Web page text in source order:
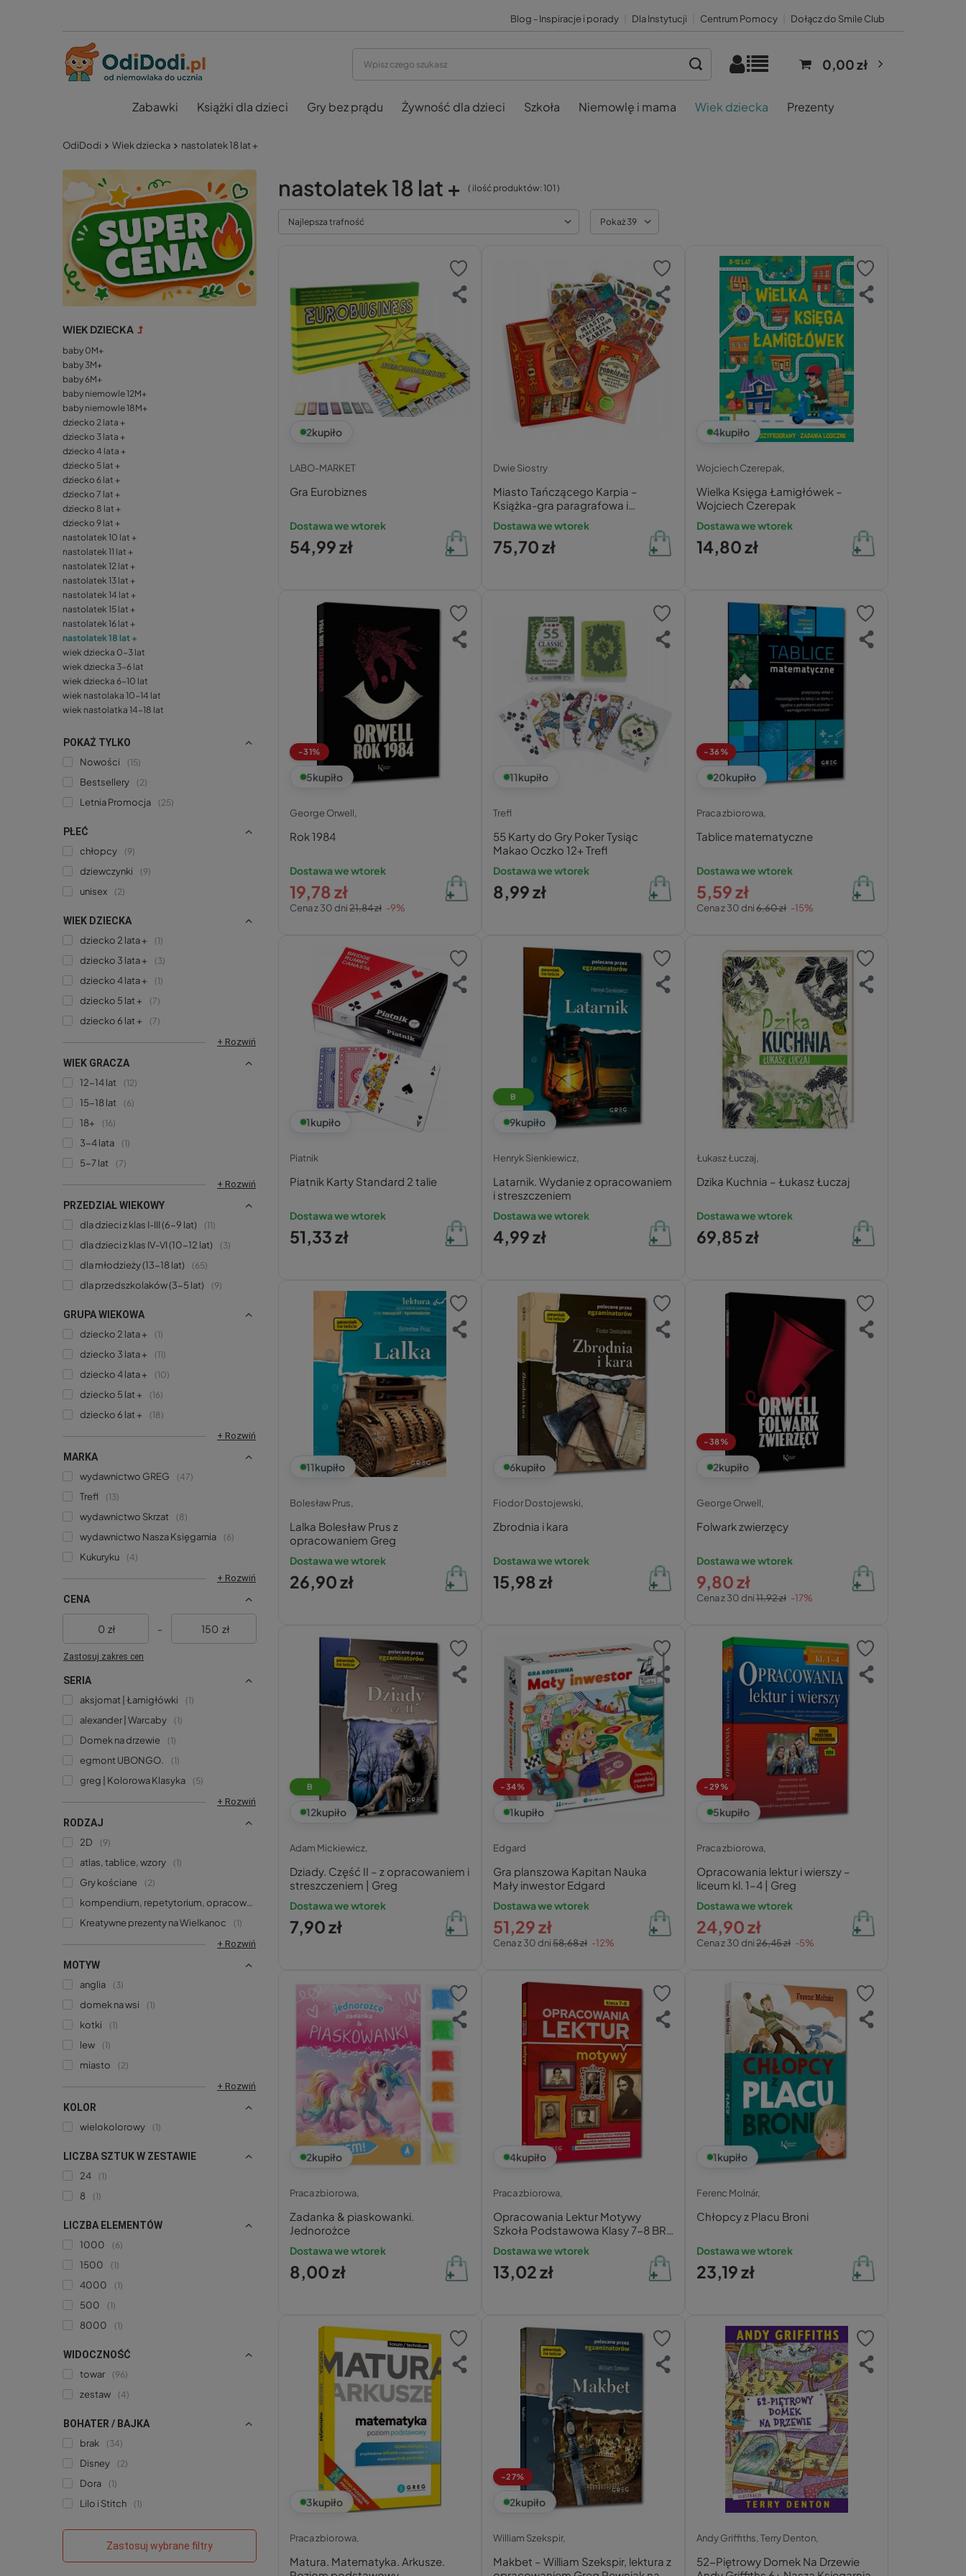
Blog - Inspiracje i porady Dla Instytucji Centrum Pomocy Dołącz do Smile Club
0,00 zł
Zabawki Książki dla dzieci Gry bez prądu Żywność dla dzieci Szkoła Niemowlę i mama Wiek dziecka Prezenty
OdiDodi Wiek dziecka nastolatek 18 lat +
WIEK DZIECKA
baby 0M+
baby 3M+
baby 6M+
baby niemowle 12M+
baby niemowle 18M+
dziecko 2 lata +
dziecko 3 lata +
dziecko 4 lata +
dziecko 5 lat +
dziecko 6 lat +
dziecko 7 lat +
dziecko 8 lat +
dziecko 9 lat +
nastolatek 10 lat +
nastolatek 11 lat +
nastolatek 12 lat +
nastolatek 13 lat +
nastolatek 14 lat +
nastolatek 15 lat +
nastolatek 16 lat +
nastolatek 18 lat +
wiek dziecka 0-3 lat
wiek dziecka 3-6 lat
wiek dziecka 6-10 lat
wiek nastolaka 10-14 lat
wiek nastolatka 14-18 lat
POKAŻ TYLKO
Nowości
15
Bestsellery 2
Letnia Promocja 25
PŁEĆ
chłopcy
9
dziewczynki 9
unisex 2
WIEK DZIECKA
dziecko 2 lata +
1
dziecko 3 lata + 3
dziecko 4 lata + 1
dziecko 5 lat + 7
dziecko 6 lat +
7
+ Rozwiń
WIEK GRACZA
12-14 lat
12
15-18 lat 6
18+ 16
3-4 lata 1
5-7 lat
7
+ Rozwiń
PRZEDZIAŁ WIEKOWY
dla dzieci z klas I-III (6-9 lat)
11
dla dzieci z klas IV-VI (10-12 lat) 3
dla młodzieży (13-18 lat) 65
dla przedszkolaków (3-5 lat) 9
GRUPA WIEKOWA
dziecko 2 lata +
1
dziecko 3 lata + 11
dziecko 4 lata + 10
dziecko 5 lat + 16
dziecko 6 lat +
18
+ Rozwiń
MARKA
wydawnictwo GREG
47
Trefl 13
wydawnictwo Skrzat 8
wydawnictwo Nasza Księgarnia 6
Kukuryku
4
+ Rozwiń
CENA
zł - zł
Zastosuj zakres cen
SERIA
aksjomat | Łamigłówki
1
alexander | Warcaby 1
Domek na drzewie 1
egmont UBONGO. 1
greg | Kolorowa Klasyka
5
+ Rozwiń
RODZAJ
2D
9
atlas, tablice, wzory 1
Gry kościane 2
kompendium, repetytorium, opracowanie
Kreatywne prezenty na Wielkanoc
1
+ Rozwiń
MOTYW
anglia
3
domek na wsi 1
kotki 1
lew 1
miasto
2
+ Rozwiń
KOLOR
wielokolorowy
1
LICZBA SZTUK W ZESTAWIE
24
1
8 1
LICZBA ELEMENTÓW
1000
6
1500 1
4000 1
500 1
8000 1
WIDOCZNOŚĆ
towar
96
zestaw 4
BOHATER / BAJKA
brak
34
Disney 2
Dora 1
Lilo i Stitch 1
Zastosuj wybrane filtry
nastolatek 18 lat + ( ilość produktów: 101 )
Najlepsza trafność Pokaż 39
2kupiło
LABO-MARKET
Gra Eurobiznes
Dostawa we wtorek
54,99 zł
Dwie Siostry
Miasto Tańczącego Karpia –
Książka-gra paragrafowa i
wyszukiwanka dla dzieci 8+
Dostawa we wtorek
75,70 zł
4kupiło
Wojciech Czerepak,
Wielka Księga Łamigłówek –
Wojciech Czerepak
Dostawa we wtorek
14,80 zł
-31%
5kupiło
George Orwell,
Rok 1984
Dostawa we wtorek
Cena z 30 dni21,84 zł -9%
19,78 zł
11kupiło
Trefl
55 Karty do Gry Poker Tysiąc
Makao Oczko 12+ Trefl
Dostawa we wtorek
8,99 zł
-36%
20kupiło
Praca zbiorowa,
Tablice matematyczne
Dostawa we wtorek
Cena z 30 dni6,60 zł -15%
5,59 zł
1kupiło
Piatnik
Piatnik Karty Standard 2 talie
Dostawa we wtorek
51,33 zł
B
9kupiło
Henryk Sienkiewicz,
Latarnik. Wydanie z opracowaniem
i streszczeniem
Dostawa we wtorek
4,99 zł
Łukasz Łuczaj,
Dzika Kuchnia – Łukasz Łuczaj
Dostawa we wtorek
69,85 zł
11kupiło
Bolesław Prus,
Lalka Bolesław Prus z
opracowaniem Greg
Dostawa we wtorek
26,90 zł
6kupiło
Fiodor Dostojewski,
Zbrodnia i kara
Dostawa we wtorek
15,98 zł
-38%
2kupiło
George Orwell,
Folwark zwierzęcy
Dostawa we wtorek
Cena z 30 dni11,92 zł -17%
9,80 zł
B
12kupiło
Adam Mickiewicz,
Dziady. Część II – z opracowaniem i
streszczeniem | Greg
Dostawa we wtorek
7,90 zł
-34%
1kupiło
Edgard
Gra planszowa Kapitan Nauka
Mały inwestor Edgard
Dostawa we wtorek
Cena z 30 dni58,68 zł -12%
51,29 zł
-29%
5kupiło
Praca zbiorowa,
Opracowania lektur i wierszy –
liceum kl. 1–4 | Greg
Dostawa we wtorek
Cena z 30 dni26,45 zł -5%
24,90 zł
2kupiło
Praca zbiorowa,
Zadanka & piaskowanki.
Jednorożce
Dostawa we wtorek
8,00 zł
4kupiło
Praca zbiorowa,
Opracowania Lektur Motywy
Szkoła Podstawowa Klasy 7-8 BR
Greg
Dostawa we wtorek
13,02 zł
1kupiło
Ferenc Molnár,
Chłopcy z Placu Broni
Dostawa we wtorek
23,19 zł
3kupiło
Praca zbiorowa,
Matura. Matematyka. Arkusze.
-27%
2kupiło
William Szekspir,
Makbet – William Szekspir, lektura z
Andy Griffiths,Terry Denton,
52-Piętrowy Domek Na Drzewie